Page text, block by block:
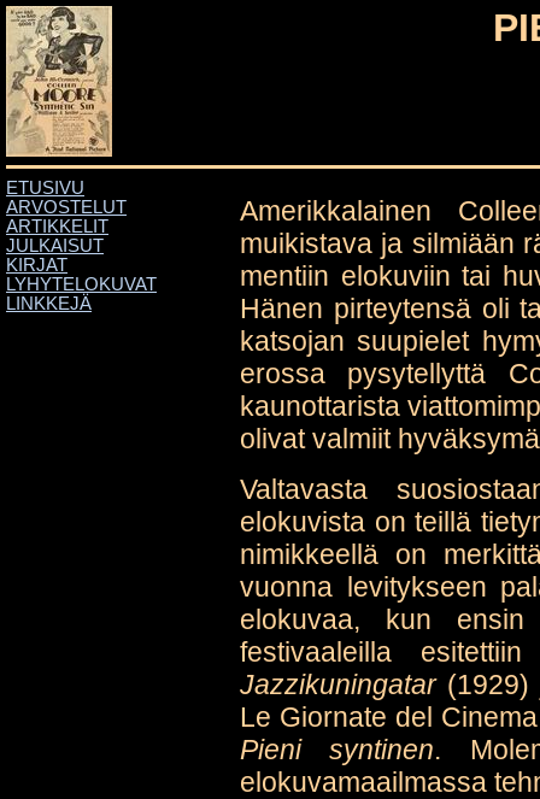
ETUSIVU
ARVOSTELUT
ARTIKKELIT
JULKAISUT
KIRJAT
LYHYTELOKUVAT
LINKKEJÄ
Amerikkalainen
muikistava ja silmiään
mentiin elokuviin tai
Hänen pirteytensä oli
katsojan suupielet
erossa pysytellyttä
kaunottarista
olivat valmiit
Valtavasta
elokuvista on teillä
nimikkeellä on
vuonna levitykseen
elokuvaa, kun
festivaaleilla
Jazzikuningatar(1929)
Le Giornate del
Pieni syntinen.
elokuvamaailmassa